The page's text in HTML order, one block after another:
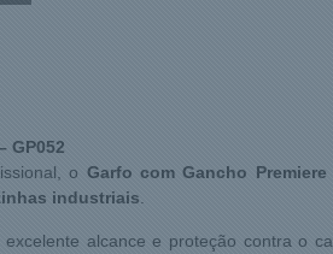
GP052
o Garfo com Gancho Premiere
industriais
excelente alcance e proteção contra o